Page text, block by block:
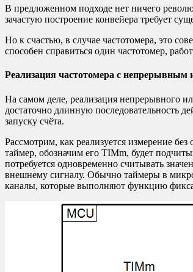
В предложенном подходе нет ничего
зачастую построение конвейера требует
Но к счастью, в случае частотомера, это
способен справиться один частотомер,
Реализация частотомера с непрерывным
На самом деле, реализация непрерывного
достаточно длинную последовательность
запуску счёта.
Рассмотрим, как реализуется измерение
таймер, обозначим его TIMm, будет
потребуется одновременно считывать
внешнему сигналу. Обычно таймеры в
каналы, которые выполняют функцию